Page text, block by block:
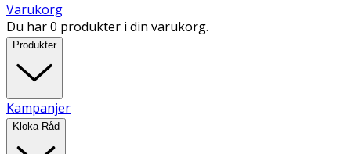
Varukorg
Du har 0 produkter i din varukorg.
Produkter
Kampanjer
Kloka Råd